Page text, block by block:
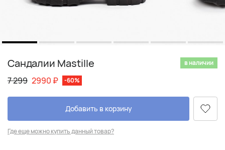
Сандалии Mastille в наличии
7 299 2990 ₽ -60%
Добавить в корзину
Где еще можно купить данный товар?